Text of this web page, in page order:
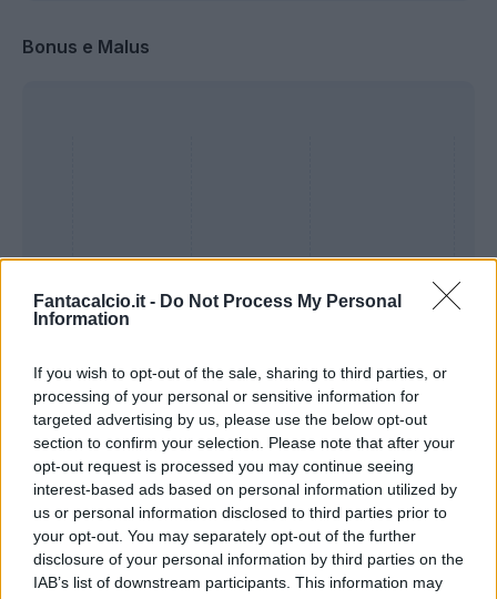
Fantacalcio.it - Do Not Process My Personal
Information
If you wish to opt-out of the sale, sharing to third parties, or
processing of your personal or sensitive information for
targeted advertising by us, please use the below opt-out
section to confirm your selection. Please note that after your
opt-out request is processed you may continue seeing
interest-based ads based on personal information utilized by
us or personal information disclosed to third parties prior to
your opt-out. You may separately opt-out of the further
disclosure of your personal information by third parties on the
IAB’s list of downstream participants. This information may
Bonus e Malus
Bonus Malus
Presenze a
voto